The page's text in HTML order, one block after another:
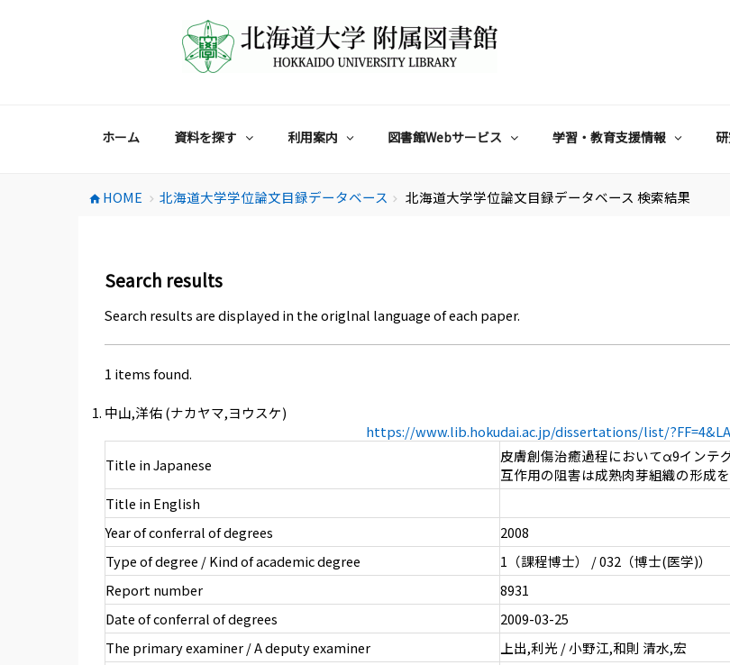
ホーム 資料を探す 利用案内 図書館Webサービス 学習・教育支援情報
home HOME chevron_right 北海道大学学位論文目録データベース chevron_right 北海道大学学位論文目録データベース 検索結果
Search results
Search results are displayed in the origlnal language of each paper.
1 items found.
中山,洋佑 (ナカヤマ,ヨウスケ)
https://www.lib.hokudai.ac.jp/dissertations/list/
Title in Japanese
皮膚創傷治癒過程においてα9インテ
互作用の阻害は成熟肉芽組織の形成
Title in English
Year of conferral of degrees
2008
Type of degree / Kind of academic degree
1（課程博士） / 032（博士(医学)）
Report number
8931
Date of conferral of degrees
2009-03-25
The primary examiner / A deputy examiner
上出,利光 / 小野江,和則 清水,宏